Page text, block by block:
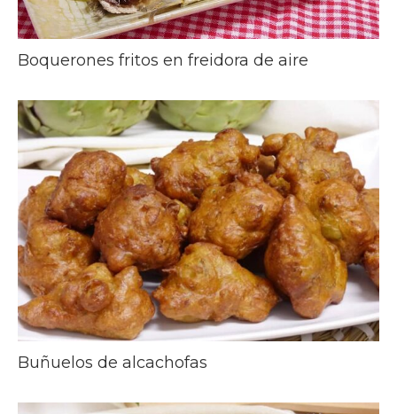
Boquerones fritos en freidora de aire
Buñuelos de alcachofas